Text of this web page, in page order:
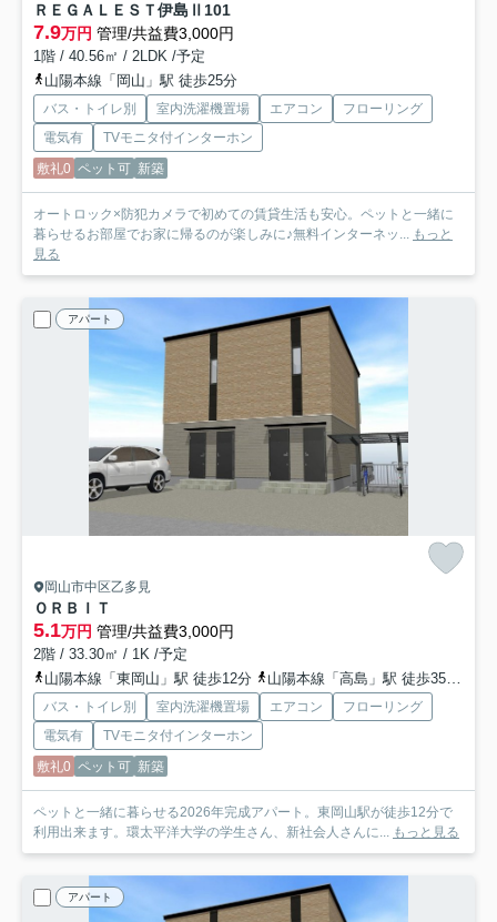
ＲＥＧＡＬＥＳＴ伊島Ⅱ 101
7.9万円 管理/共益費3,000円
1階 / 40.56㎡ / 2LDK /予定
山陽本線「岡山」駅 徒歩25分
バス・トイレ別 室内洗濯機置場 エアコン
フローリング
電気有
TVモニタ付インターホン
敷礼0 ペット可 新築
オートロック×防犯カメラで初めての賃貸生活も安心。ペットと一緒に
暮らせるお部屋でお家に帰るのが楽しみに♪無料インターネッ... もっと
見る
アパート
岡山市中区乙多見
ＯＲＢＩＴ
5.1万円 管理/共益費3,000円
2階 / 33.30㎡ / 1K /予定
山陽本線「東岡山」駅 徒歩12分
山陽本線「高島」駅 徒歩35分
バス・トイレ別 室内洗濯機置場 エアコン
フローリング
電気有
TVモニタ付インターホン
敷礼0 ペット可 新築
ペットと一緒に暮らせる2026年完成アパート。東岡山駅が徒歩12分で
利用出来ます。環太平洋大学の学生さん、新社会人さんに... もっと見る
アパート